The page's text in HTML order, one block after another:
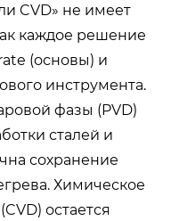
CVD» не имеет
каждое решение
(основы) и
инструмента.
фазы (PVD)
сталей и
сохранение
Химическое
остается